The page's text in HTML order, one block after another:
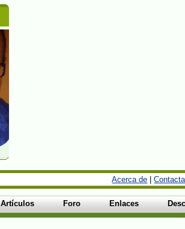
Acerca de |
Artículos Foro Enlaces